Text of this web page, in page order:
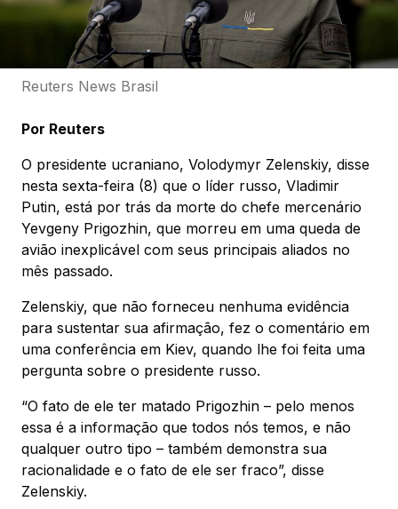
Reuters News Brasil
Por Reuters
O presidente ucraniano, Volodymyr Zelenskiy, disse
nesta sexta-feira (8) que o líder russo, Vladimir
Putin, está por trás da morte do chefe mercenário
Yevgeny Prigozhin, que morreu em uma queda de
avião inexplicável com seus principais aliados no
mês passado.
Zelenskiy, que não forneceu nenhuma evidência
para sustentar sua afirmação, fez o comentário em
uma conferência em Kiev, quando lhe foi feita uma
pergunta sobre o presidente russo.
“O fato de ele ter matado Prigozhin – pelo menos
essa é a informação que todos nós temos, e não
qualquer outro tipo – também demonstra sua
racionalidade e o fato de ele ser fraco”, disse
Zelenskiy.